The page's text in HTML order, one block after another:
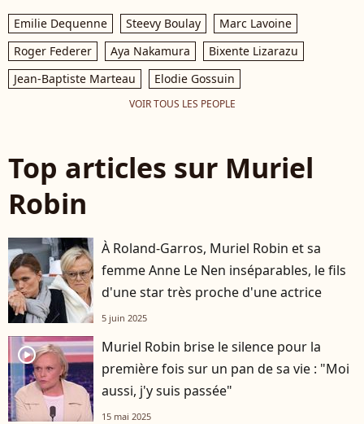
Emilie Dequenne Steevy Boulay
Marc Lavoine
Roger Federer
Aya Nakamura
Bixente Lizarazu
Jean-Baptiste Marteau
Elodie Gossuin
VOIR TOUS LES PEOPLE
Top articles sur Muriel
Robin
À Roland-Garros, Muriel Robin et sa
femme Anne Le Nen inséparables, le fils
d'une star très proche d'une actrice
5 juin 2025
player2
Muriel Robin brise le silence pour la
première fois sur un pan de sa vie : "Moi
aussi, j'y suis passée"
15 mai 2025